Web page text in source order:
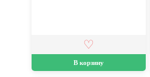
В корзину